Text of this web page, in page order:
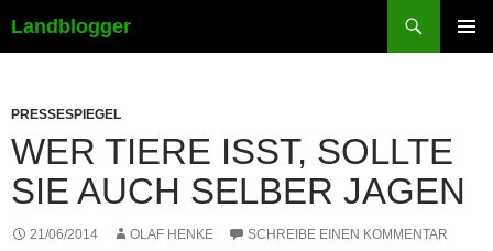
Landblogger
PRESSESPIEGEL
WER TIERE ISST, SOLLTE
SIE AUCH SELBER JAGEN
21/06/2014 OLAF HENKE SCHREIBE EINEN KOMMENTAR